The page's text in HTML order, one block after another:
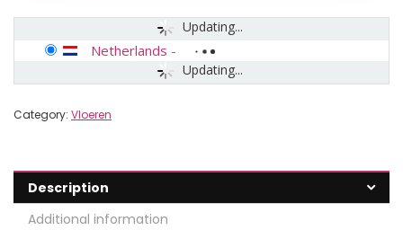
Updating...
Updating...
Netherlands -
Category: Vloeren
Description
Additional information